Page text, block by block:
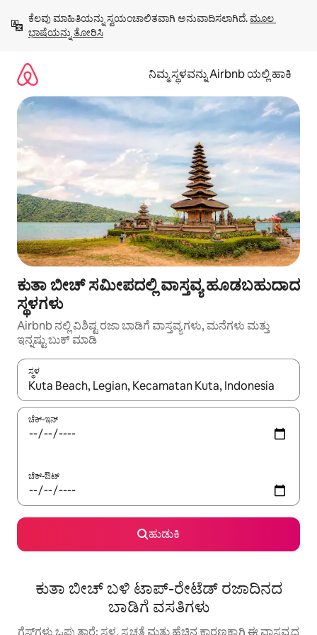
ಹೋಗಿ
ಕೆಲವು ಮಾಹಿತಿಯನ್ನು ಸ್ವಯಂಚಾಲಿತವಾಗಿ ಅನುವಾದಿಸಲಾಗಿದೆ. ಮೂಲ
ಭಾಷೆಯನ್ನು ತೋರಿಸಿ
ನಿಮ್ಮ ಸ್ಥಳವನ್ನು Airbnb ಯಲ್ಲಿ ಹಾಕಿ
ಕುತಾ ಬೀಚ್ ಸಮೀಪದಲ್ಲಿ ವಾಸ್ತವ್ಯ ಹೂಡಬಹುದಾದ
ಸ್ಥಳಗಳು
Airbnb ನಲ್ಲಿ ವಿಶಿಷ್ಟ ರಜಾ ಬಾಡಿಗೆ ವಾಸ್ತವ್ಯಗಳು, ಮನೆಗಳು ಮತ್ತು
ಇನ್ನಷ್ಟು ಬುಕ್ ಮಾಡಿ
ಸ್ಥಳ
ಫಲಿತಾಂಶಗಳು ಲಭ್ಯವಿರುವಾಗ, ಅಪ್ ಮತ್ತು ಡೌನ್ ಬಾಣದ ಕೀಲಿಗಳೊಂದಿಗೆ
ಚೆಕ್-ಇನ್
ಚೆಕ್-ಔಟ್
ಹುಡುಕಿ
ಕುತಾ ಬೀಚ್ ಬಳಿ ಟಾಪ್-ರೇಟೆಡ್ ರಜಾದಿನದ
ಬಾಡಿಗೆ ವಸತಿಗಳು
ಗೆಸ್ಟ್‌ಗಳು ಒಪ್ಪುತ್ತಾರೆ: ಸ್ಥಳ, ಸ್ವಚ್ಛತೆ ಮತ್ತು ಹೆಚ್ಚಿನ ಕಾರಣಕ್ಕಾಗಿ ಈ ವಾಸ್ತವ್ಯದ